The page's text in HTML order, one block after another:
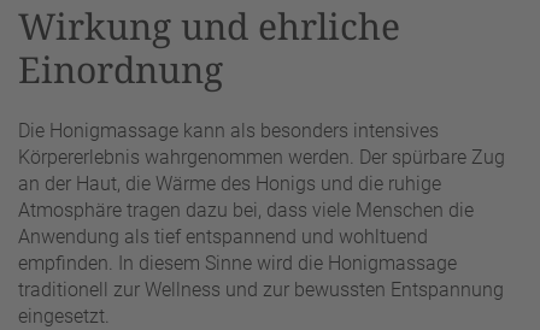
Wirkung und ehrliche
Einordnung
Die Honigmassage kann als besonders intensives
Körpererlebnis wahrgenommen werden. Der spürbare Zug
an der Haut, die Wärme des Honigs und die ruhige
Atmosphäre tragen dazu bei, dass viele Menschen die
Anwendung als tief entspannend und wohltuend
empfinden. In diesem Sinne wird die Honigmassage
traditionell zur Wellness und zur bewussten Entspannung
eingesetzt.